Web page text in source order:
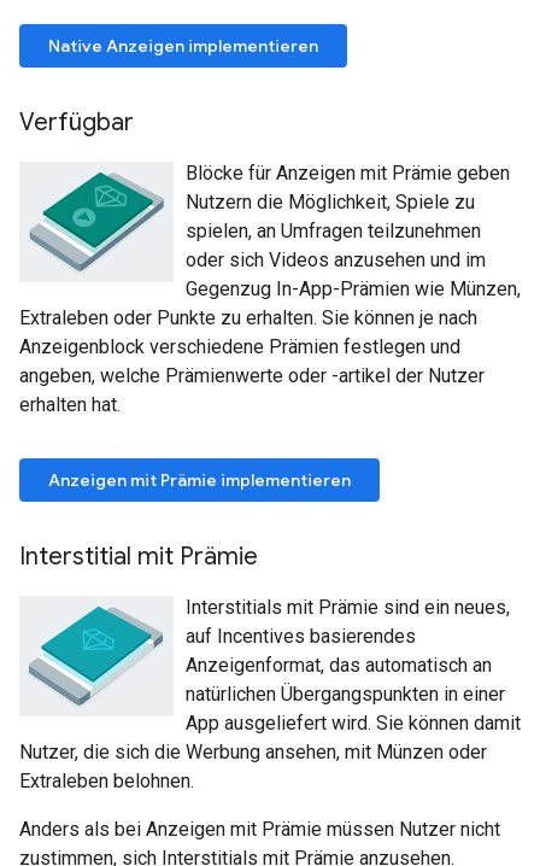
Native Anzeigen implementieren
Verfügbar
Blöcke für Anzeigen mit Prämie geben
Nutzern die Möglichkeit, Spiele zu
spielen, an Umfragen teilzunehmen
oder sich Videos anzusehen und im
Gegenzug In-App-Prämien wie Münzen,
Extraleben oder Punkte zu erhalten. Sie können je nach
Anzeigenblock verschiedene Prämien festlegen und
angeben, welche Prämienwerte oder -artikel der Nutzer
erhalten hat.
Anzeigen mit Prämie implementieren
Interstitial mit Prämie
Interstitials mit Prämie sind ein neues,
auf Incentives basierendes
Anzeigenformat, das automatisch an
natürlichen Übergangspunkten in einer
App ausgeliefert wird. Sie können damit
Nutzer, die sich die Werbung ansehen, mit Münzen oder
Extraleben belohnen.
Anders als bei Anzeigen mit Prämie müssen Nutzer nicht
zustimmen, sich Interstitials mit Prämie anzusehen.